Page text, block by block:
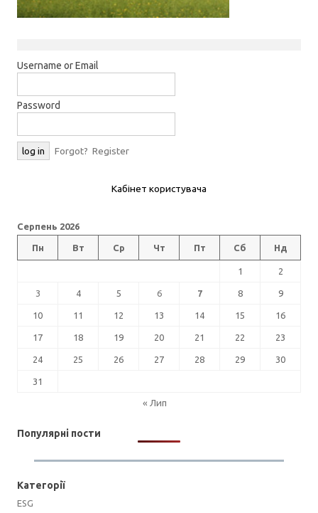
Username or Email
Password
Forgot? Register
Кабінет користувача
Серпень 2026
Пн Вт Ср Чт Пт Сб Нд
1 2
3 4 5 6 7 8 9
10 11 12 13 14 15 16
17 18 19 20 21 22 23
24 25 26 27 28 29 30
31
« Лип
Популярні пости
Категорії
ESG